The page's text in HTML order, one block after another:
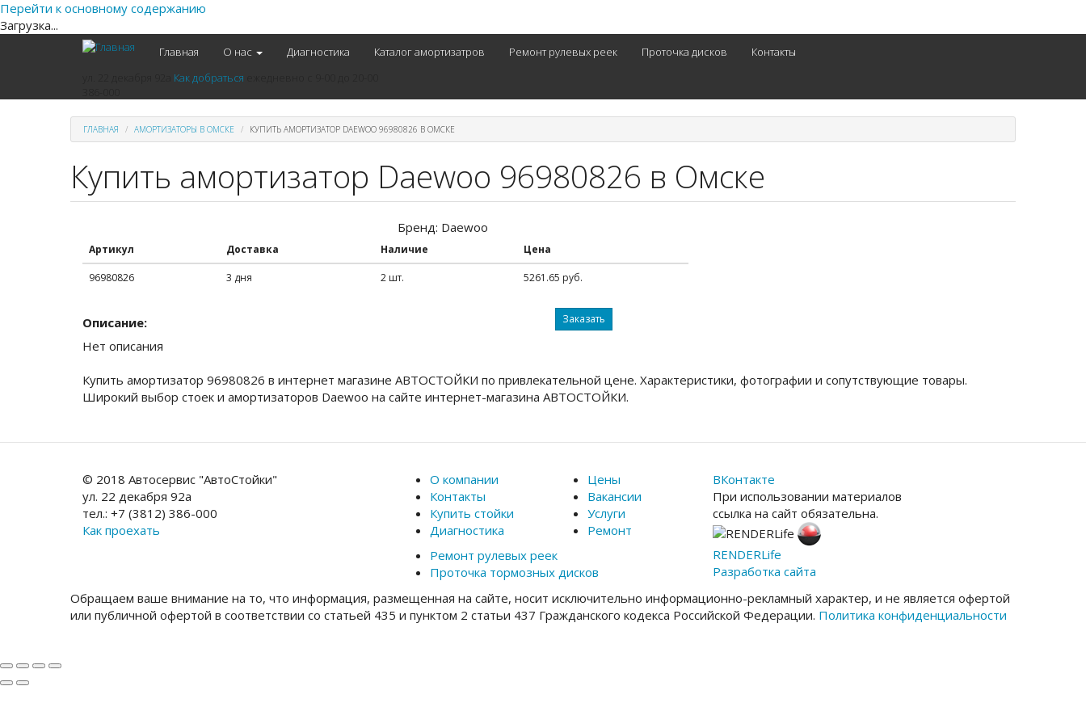
Перейти к основному содержанию
Загрузка...
Главная О нас Диагностика Каталог амортизатров Ремонт рулевых реек Проточка дисков
Контакты
Как добраться
ГЛАВНАЯ АМОРТИЗАТОРЫ В ОМСКЕ КУПИТЬ АМОРТИЗАТОР DAEWOO 96980826 В ОМСКЕ
Купить амортизатор Daewoo 96980826 в Омске
Бренд: Daewoo
Артикул Доставка Наличие Цена
96980826 3 дня 2 шт. 5261.65 руб.
Описание:
Нет описания
Заказать
Купить амортизатор 96980826 в интернет магазине АВТОСТОЙКИ по привлекательной цене. Характеристики, фотографии и сопутствующие товары.
Широкий выбор стоек и амортизаторов Daewoo на сайте интернет-магазина АВТОСТОЙКИ.
© 2018 Автосервис "АвтоСтойки"
ул. 22 декабря 92а
тел.: +7 (3812) 386-000
Как проехать
О компании
Контакты
Купить стойки
Диагностика
Цены
Вакансии
Услуги
Ремонт
Ремонт рулевых реек
Проточка тормозных дисков
ВКонтакте
При использовании материалов
ссылка на сайт обязательна.
RENDERLife
Разработка сайта
Обращаем ваше внимание на то, что информация, размещенная на сайте, носит исключительно информационно-рекламный характер, и не является офертой
или публичной офертой в соответствии со статьей 435 и пунктом 2 статьи 437 Гражданского кодекса Российской Федерации. Политика конфиденциальности